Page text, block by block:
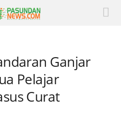
Ganjar
Pelajar
Curat